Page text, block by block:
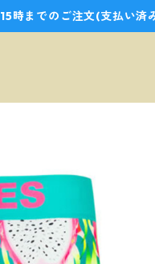
15時までのご注文(支払い済